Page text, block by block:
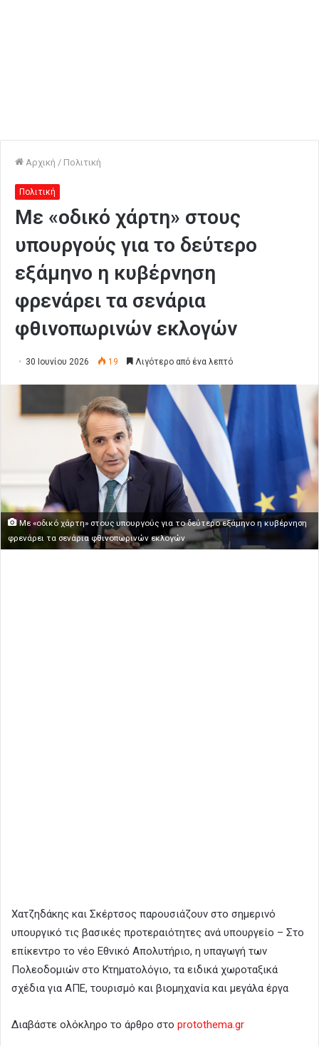
Αρχική / Πολιτική
Πολιτική
Με «οδικό χάρτη» στους
υπουργούς για το δεύτερο
εξάμηνο η κυβέρνηση
φρενάρει τα σενάρια
φθινοπωρινών εκλογών
30 Ιουνίου 2026 19 Λιγότερο από ένα λεπτό
Με «οδικό χάρτη» στους υπουργούς για το δεύτερο εξάμηνο η κυβέρνηση
φρενάρει τα σενάρια φθινοπωρινών εκλογών
Χατζηδάκης και Σκέρτσος παρουσιάζουν στο σημερινό
υπουργικό τις βασικές προτεραιότητες ανά υπουργείο – Στο
επίκεντρο το νέο Εθνικό Απολυτήριο, η υπαγωγή των
Πολεοδομιών στο Κτηματολόγιο, τα ειδικά χωροταξικά
σχέδια για ΑΠΕ, τουρισμό και βιομηχανία και μεγάλα έργα
Διαβάστε ολόκληρο το άρθρο στο protothema.gr